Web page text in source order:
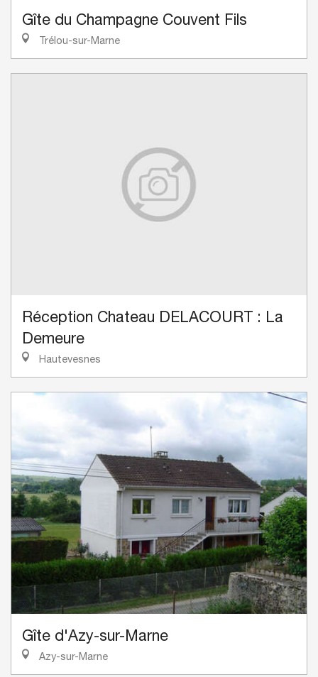
Gîte du Champagne Couvent Fils
Trélou-sur-Marne
Réception Chateau DELACOURT : La
Demeure
Hautevesnes
Gîte d'Azy-sur-Marne
Azy-sur-Marne